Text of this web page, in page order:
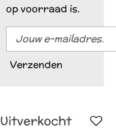
op voorraad is.
Verzenden
Uitverkocht